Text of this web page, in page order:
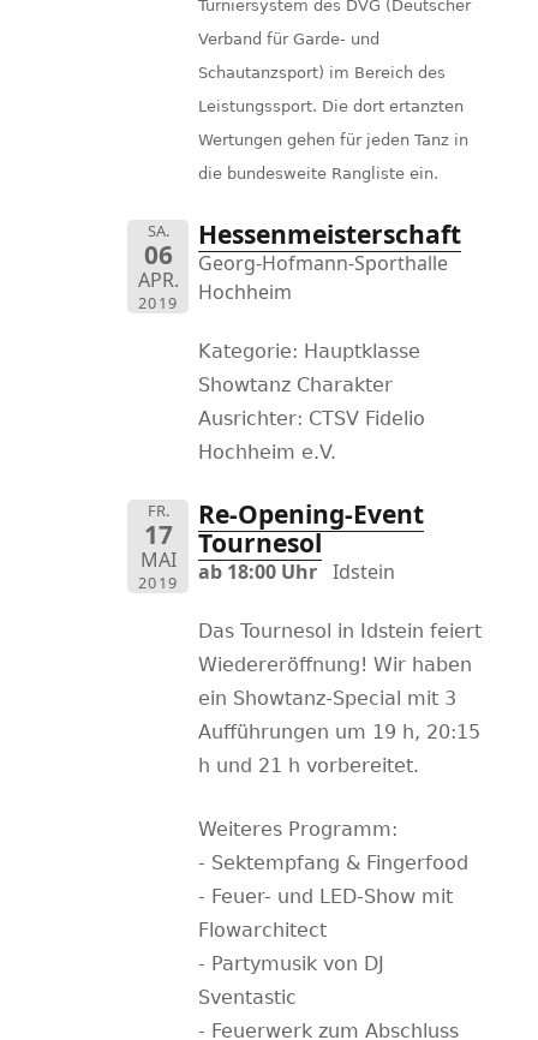
Turniersystem des DVG (Deutscher
Verband für Garde- und
Schautanzsport) im Bereich des
Leistungssport. Die dort ertanzten
Wertungen gehen für jeden Tanz in
die bundesweite Rangliste ein.
SA.
06
APR.
2019
Hessenmeisterschaft
Georg-Hofmann-Sporthalle
Hochheim
Kategorie: Hauptklasse
Showtanz Charakter
Ausrichter: CTSV Fidelio
Hochheim e.V.
FR.
17
MAI
2019
Re-Opening-Event
Tournesol
ab 18:00 Uhr Idstein
Das Tournesol in Idstein feiert
Wiedereröffnung! Wir haben
ein Showtanz-Special mit 3
Aufführungen um 19 h, 20:15
h und 21 h vorbereitet.
Weiteres Programm:
- Sektempfang & Fingerfood
- Feuer- und LED-Show mit
Flowarchitect
- Partymusik von DJ
Sventastic
- Feuerwerk zum Abschluss